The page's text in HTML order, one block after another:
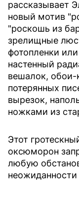
рассказывает
новый мотив
"роскошь из
зрелищные
фотопленки
настенный
вешалок,
потерянных
вырезок,
ножками из
Этот
оксюморон
любую